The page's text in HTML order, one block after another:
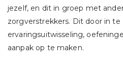
jezelf, en dit in groep met
zorgverstrekkers. Dit door in
ervaringsuitwisseling,
aanpak op te maken.